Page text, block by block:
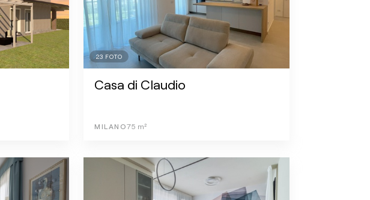
23 FOTO
Casa di Claudio
MILANO75 m²